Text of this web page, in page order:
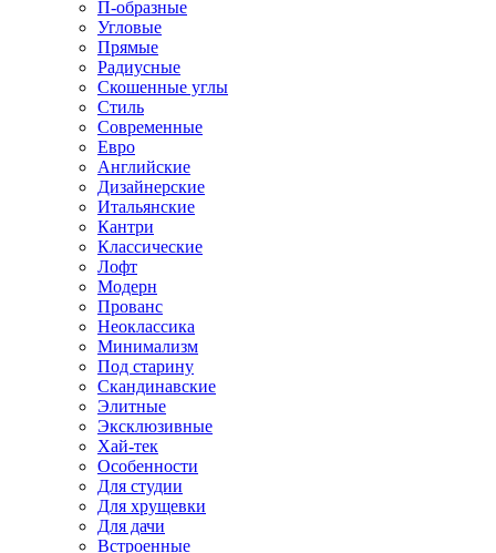
П-образные
Угловые
Прямые
Радиусные
Скошенные углы
Стиль
Современные
Евро
Английские
Дизайнерские
Итальянские
Кантри
Классические
Лофт
Модерн
Прованс
Неоклассика
Минимализм
Под старину
Скандинавские
Элитные
Эксклюзивные
Хай-тек
Особенности
Для студии
Для хрущевки
Для дачи
Встроенные